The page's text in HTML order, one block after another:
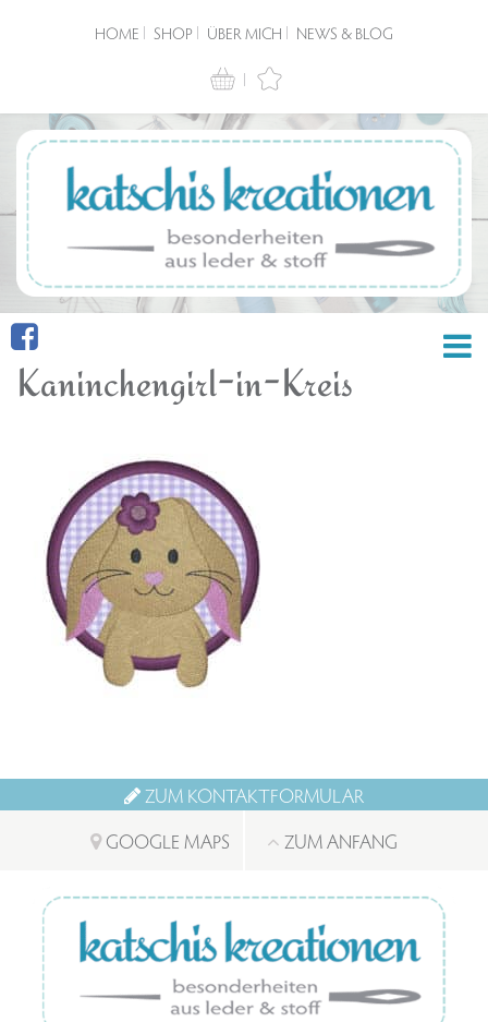
HOME SHOP ÜBER MICH NEWS & BLOG
Kaninchengirl-in-Kreis
ZUM KONTAKTFORMULAR
GOOGLE MAPS
ZUM ANFANG